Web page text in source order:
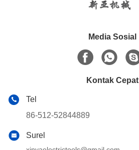
Media Sosial
Kontak Cepat
Tel
86-512-52844889
Surel